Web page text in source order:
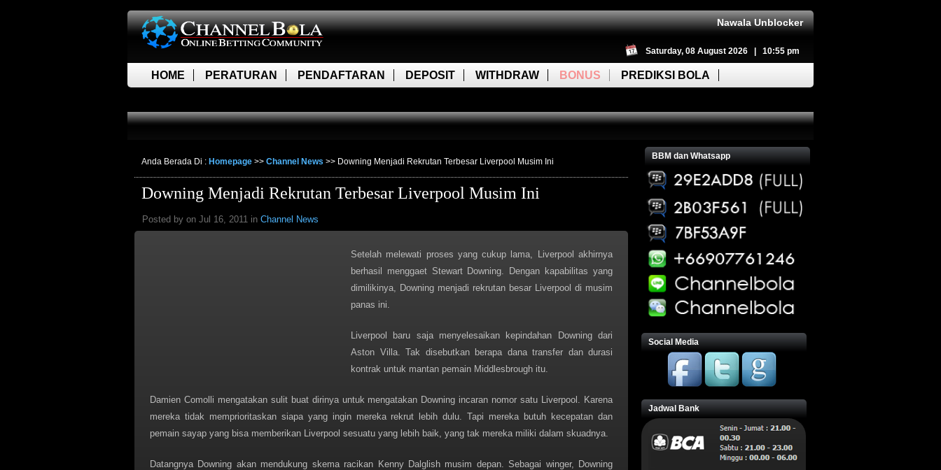
Nawala Unblocker
Saturday, 08 August 2026 | 10:55 pm
HOME PERATURAN PENDAFTARAN DEPOSIT WITHDRAW BONUS PREDIKSI BOLA
Anda Berada Di : Homepage >> Channel News >> Downing Menjadi Rekrutan Terbesar Liverpool Musim Ini
Downing Menjadi Rekrutan Terbesar Liverpool Musim Ini
Posted by on Jul 16, 2011 in Channel News
Setelah melewati proses yang cukup lama, Liverpool akhirnya
berhasil menggaet Stewart Downing. Dengan kapabilitas yang
dimilikinya, Downing menjadi rekrutan besar Liverpool di musim
panas ini.
Liverpool baru saja menyelesaikan kepindahan Downing dari
Aston Villa. Tak disebutkan berapa dana transfer dan durasi
kontrak untuk mantan pemain Middlesbrough itu.
Damien Comolli mengatakan sulit buat dirinya untuk mengatakan Downing incaran nomor satu Liverpool. Karena
mereka tidak memprioritaskan siapa yang ingin mereka rekrut lebih dulu. Tapi mereka butuh kecepatan dan
pemain sayap yang bisa memberikan Liverpool sesuatu yang lebih baik, yang tak mereka miliki dalam skuadnya.
Datangnya Downing akan mendukung skema racikan Kenny Dalglish musim depan. Sebagai winger, Downing
BBM dan Whatsapp
Social Media
Jadwal Bank